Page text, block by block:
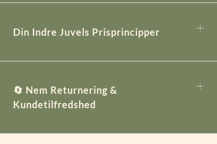
Din Indre Juvels Prisprincipper
🔄 Nem Returnering &
Kundetilfredshed